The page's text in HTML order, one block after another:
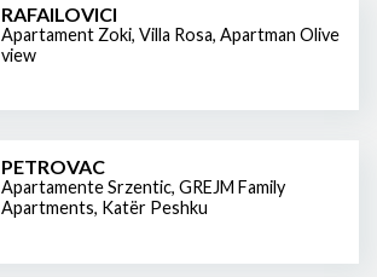
RAFAILOVICI
Apartament Zoki, Villa Rosa, Apartman Olive
view
PETROVAC
Apartamente Srzentic, GREJM Family
Apartments, Katër Peshku